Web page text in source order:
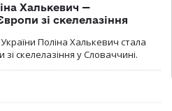
Халькевич —
зі скелелазіння
Поліна Халькевич стала
скелелазіння у Словаччині.